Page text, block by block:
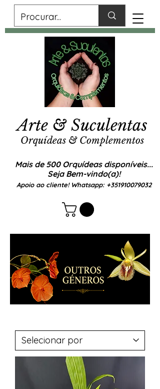
Mais de 500 Orquídeas disponíveis...
Seja Bem-vindo(a)!
Apoio ao cliente! Whatsapp: +351910079032
Arte & Suculentas
Orquídeas & Complementos